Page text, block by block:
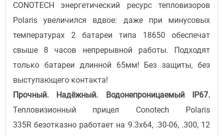
CONOTECH энергетический ресурс тепловизоров
Polaris увеличился вдвое: даже при минусовых
температурах 2 батареи типа 18650 обеспечат
свыше 8 часов непрерывной работы. Подходят
только батареи длинной 65мм! Без защиты, без
выступающего контакта!
Прочный. Надёжный. Водонепроницаемый IP67.
Тепловизионный прицел Conotech Polaris
335R безотказно работает на 9.3х64, .30-06, .300, 12